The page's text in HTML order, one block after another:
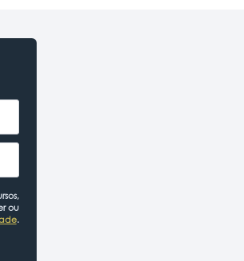
ou
.